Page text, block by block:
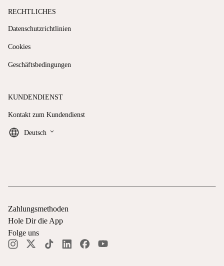
RECHTLICHES
Datenschutzrichtlinien
Cookies
Geschäftsbedingungen
KUNDENDIENST
Kontakt zum Kundendienst
Deutsch keyboard_arrow_down
Zahlungsmethoden
Hole Dir die App
Folge uns